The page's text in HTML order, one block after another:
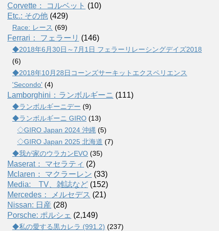
Corvette： コルベット (10)
Etc.: その他 (429)
Race: レース (69)
Ferrari： フェラーリ (146)
◆2018年6月30日～7月1日 フェラーリレーシングデイズ2018
(6)
◆2018年10月28日コーンズサーキットエクスペリエンス
'Secondo' (4)
Lamborghini：ランボルギーニ (111)
◆ランボルギーニデー (9)
◆ランボルギーニ GIRO (13)
◇GIRO Japan 2024 沖縄 (5)
◇GIRO Japan 2025 北海道 (7)
◆我が家のウラカンEVO (35)
Maserat： マセラティ (2)
Mclaren： マクラーレン (33)
Media: TV、雑誌など (152)
Mercedes： メルセデス (21)
Nissan: 日産 (28)
Porsche: ポルシェ (2,149)
◆私の愛する黒カレラ (991.2) (237)